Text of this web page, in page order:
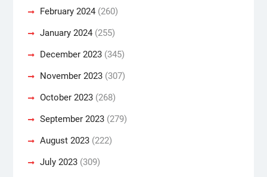
February 2024(260)
January 2024(255)
December 2023(345)
November 2023(307)
October 2023(268)
September 2023(279)
August 2023(222)
July 2023(309)